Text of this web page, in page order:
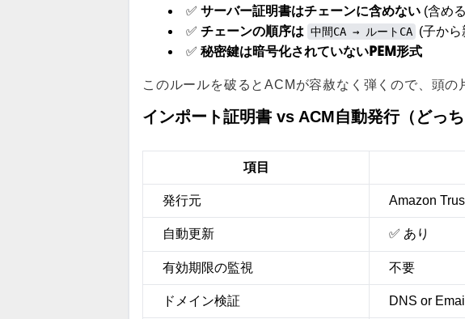
✅ サーバー証明書はチェーンに含めない (含め
✅ チェーンの順序は 中間CA → ルートCA (子か
✅ 秘密鍵は暗号化されていないPEM形式
このルールを破るとACMが容赦なく弾くので、頭
インポート証明書 vs ACM自動発行（どっち
項目
発行元 Amazon
自動更新 ✅ あり
有効期限の監視 不要
ドメイン検証 DNS or Email